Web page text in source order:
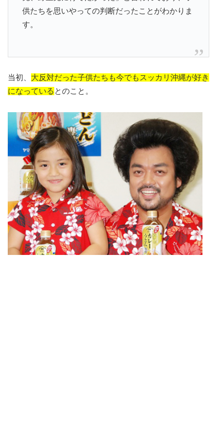
供たちを思いやっての判断だったことがわかりま
す。
当初、 大反対だった子供たちも今でもスッカリ沖縄が好き
になっている とのこと。